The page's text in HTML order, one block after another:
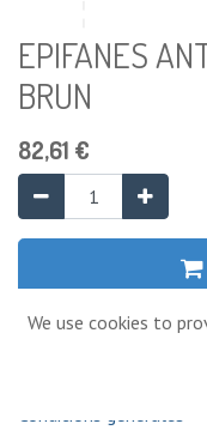
EPIFANES
BRUN
82,61 €
Ajouter à la liste de
Conditions générales
We use cookies to